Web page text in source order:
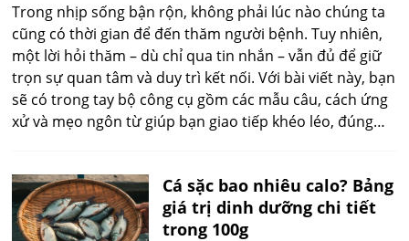
Trong nhịp sống bận rộn, không phải lúc nào chúng ta
cũng có thời gian để đến thăm người bệnh. Tuy nhiên,
một lời hỏi thăm – dù chỉ qua tin nhắn – vẫn đủ để giữ
trọn sự quan tâm và duy trì kết nối. Với bài viết này, bạn
sẽ có trong tay bộ công cụ gồm các mẫu câu, cách ứng
xử và mẹo ngôn từ giúp bạn giao tiếp khéo léo, đúng
Cá sặc bao nhiêu calo? Bảng
giá trị dinh dưỡng chi tiết
trong 100g